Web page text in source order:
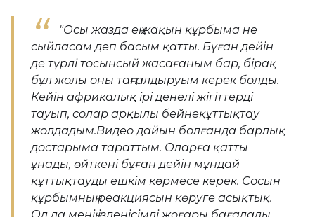
"Осы жазда ең жақын құрбыма не
сыйласам деп басым қатты. Бұған дейін
де түрлі тосынсый жасағаным бар, бірақ
бұл жолы оны таңғалдыруым керек болды.
Кейін африкалық ірі денелі жігіттерді
тауып, солар арқылы бейнеқұттықтау
жолдадым.Видео дайын болғанда барлық
достарыма тараттым. Оларға қатты
ұнады, өйткені бұған дейін мұндай
құттықтауды ешкім көрмесе керек. Сосын
құрбымның реакциясын көруге асықтық.